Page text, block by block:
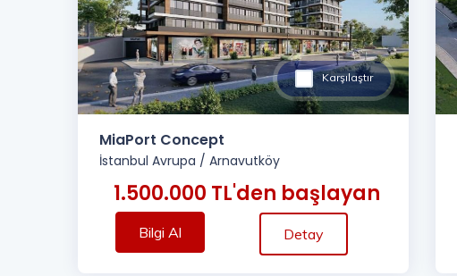
Karşılaştır
MiaPort Concept
İstanbul Avrupa / Arnavutköy
1.500.000 TL'den başlayan
Bilgi Al Detay